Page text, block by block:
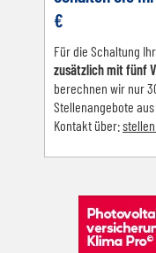
€
Für die Schaltung
zusätzlich mit fünf
berechnen wir nur
Stellenangebote aus
Kontakt über:s